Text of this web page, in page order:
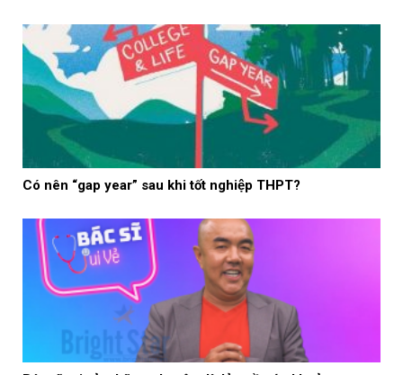
Có nên “gap year” sau khi tốt nghiệp THPT?